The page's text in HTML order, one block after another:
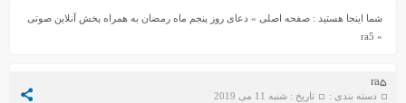
شما اینجا هستید :صفحه اصلی »دعای روز پنجم ماه رمضان به همراه پخش آنلاین صوتی
»
ra5
ra5
دسته بندی : تاریخ : شنبه 11 می 2019